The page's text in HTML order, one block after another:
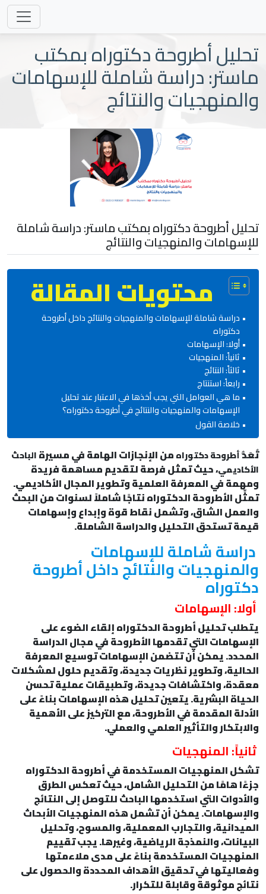
تحليل أطروحة دكتوراه بمكتب
ماستر: دراسة شاملة للإسهامات
والمنهجيات والنتائج
تحليل أطروحة دكتوراه بمكتب ماستر: دراسة شاملة
للإسهامات والمنهجيات والنتائج
محتويات المقالة
دراسة شاملة للإسهامات والمنهجيات والنتائج داخل أطروحة
دكتوراه
أولا: الإسهامات
ثانياً: المنهجيات
ثالثاً: النتائج
رابعاً: استنتاج
ما هي العوامل التي يجب أخذها في الاعتبار عند تحليل
الإسهامات والمنهجيات والنتائج في أطروحة دكتوراه؟
خلاصة القول
تُعَدُّأطروحة دكتوراهمن الإنجازات الهامة في مسيرةالباحث
الأكاديمي، حيث تمثل فرصة لتقديم مساهمة فريدة
ومهمة في المعرفة العلمية وتطوير المجال الأكاديمي.
تمثِّل الأطروحة الدكتوراه نتاجًا شاملاً لسنوات من البحث
والعمل الشاق، وتشمل نقاط قوة وإبداع وإسهامات
قيمة تستحق التحليل والدراسة الشاملة.
دراسة شاملة للإسهامات
والمنهجيات والنتائج داخل أطروحة
دكتوراه
أولا: الإسهامات
يتطلب تحليل أطروحة الدكتوراه إلقاء الضوء على
الإسهامات التي تقدمها الأطروحة في مجال الدراسة
المحدد. يمكن أن تتضمن الإسهامات توسيع المعرفة
الحالية، وتطوير نظريات جديدة، وتقديم حلول لمشكلات
معقدة، واكتشافات جديدة، وتطبيقات عملية تحسن
الحياة البشرية. يتعين تحليل هذه الإسهامات بناءً على
الأدلة المقدمة في الأطروحة، مع التركيز على الأهمية
والابتكار والتأثير العلمي والعملي.
ثانياً: المنهجيات
تشكل المنهجيات المستخدمة في أطروحة الدكتوراه
جزءًا هامًا من التحليل الشامل، حيث تعكس الطرق
والأدوات التي استخدمها الباحث للتوصل إلى النتائج
والإسهامات. يمكن أن تشمل هذه المنهجيات الأبحاث
الميدانية، والتجارب المعملية، والمسوح، وتحليل
البيانات، والنمذجة الرياضية، وغيرها. يجب تقييم
المنهجيات المستخدمة بناءً على مدى ملاءمتها
وفعاليتها في تحقيق الأهداف المحددة والحصول على
نتائج موثوقة وقابلة للتكرار.